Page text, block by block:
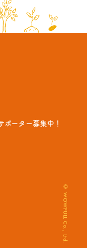
ポーター募集中！
© WOWFULL Co., Ltd.